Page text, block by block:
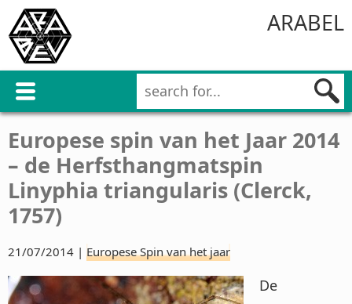
ARABEL
Europese spin van het Jaar 2014
– de Herfsthangmatspin
Linyphia triangularis (Clerck,
1757)
21/07/2014 | Europese Spin van het jaar
De